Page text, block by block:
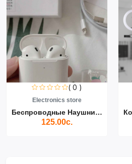
( 0 )
Electronics store
Беспроводные Наушники Air...
125.00с.